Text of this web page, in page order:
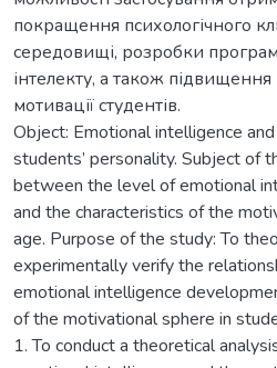
покращення психологічного
середовищі, розробки
інтелекту, а також підвищення
мотивації студентів.
Object: Emotional intelligence
students’ personality. Subject of
between the level of emotional
and the characteristics of the
age. Purpose of the study: To
experimentally verify the
emotional intelligence
of the motivational sphere in
1. To conduct a theoretical